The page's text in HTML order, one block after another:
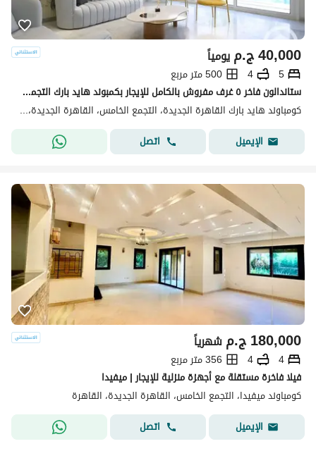
ج.م40,000 يومياً
5
4
500 متر مربع
ستاندالون فاخر ٥ غرف مفروش بالكامل للإيجار بكمبوند هايد بارك التجمع الخامس بالقاهرة الجديدة
كومباوند هايد بارك القاهرة الجديدة، التجمع الخامس، القاهرة الجديدة، القاهرة
الإيميل
اتصل
ج.م180,000 شهرياً
4
4
356 متر مربع
فيلا فاخرة مستقلة مع أجهزة منزلية للإيجار | ميفيدا
كومباوند ميفيدا، التجمع الخامس، القاهرة الجديدة، القاهرة
الإيميل
اتصل